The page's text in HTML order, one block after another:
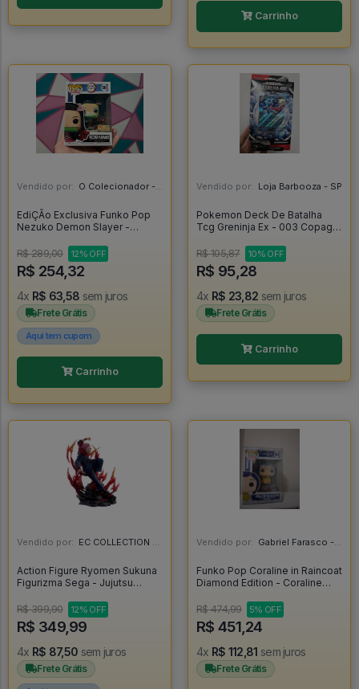
Carrinho
Vendido por: O Colecionador - SP
EdiÇÃo Exclusiva Funko Pop
Nezuko Demon Slayer -
R$ 289,00
12% OFF
R$ 254,32
4x R$ 63,58 sem juros
Frete Grátis
Aqui tem cupom
Carrinho
Vendido por: Loja Barbooza - SP
Pokemon Deck De Batalha
Tcg Greninja Ex - 003 Copag
Estampas Ilustradas
R$ 105,87 10% OFF
R$ 95,28
4x R$ 23,82 sem juros
Frete Grátis
Carrinho
Vendido por: EC COLLECTION - SP
Action Figure Ryomen Sukuna
Figurizma Sega - Jujutsu
R$ 399,90
12% OFF
R$ 349,99
4x R$ 87,50 sem juros
Frete Grátis
Vendido por: Gabriel Farasco - SP
Funko Pop Coraline in Raincoat
Diamond Edition - Coraline
R$ 474,99
5% OFF
R$ 451,24
4x R$ 112,81 sem juros
Frete Grátis